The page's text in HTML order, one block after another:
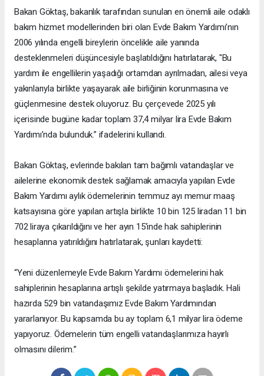
Bakan Göktaş, bakanlık tarafından sunulan en önemli aile odaklı
bakım hizmet modellerinden biri olan Evde Bakım Yardımı’nın
2006 yılında engelli bireylerin öncelikle aile yanında
desteklenmeleri düşüncesiyle başlatıldığını hatırlatarak, "Bu
yardım ile engellilerin yaşadığı ortamdan ayrılmadan, ailesi veya
yakınlarıyla birlikte yaşayarak aile birliğinin korunmasına ve
güçlenmesine destek oluyoruz. Bu çerçevede 2025 yılı
içerisinde bugüne kadar toplam 37,4 milyar lira Evde Bakım
Yardımı’nda bulunduk.” ifadelerini kullandı.
Bakan Göktaş, evlerinde bakılan tam bağımlı vatandaşlar ve
ailelerine ekonomik destek sağlamak amacıyla yapılan Evde
Bakım Yardımı aylık ödemelerinin temmuz ayı memur maaş
katsayısına göre yapılan artışla birlikte 10 bin 125 liradan 11 bin
702 liraya çıkarıldığını ve her ayın 15'inde hak sahiplerinin
hesaplarına yatırıldığını hatırlatarak, şunları kaydetti:
“Yeni düzenlemeyle Evde Bakım Yardımı ödemelerini hak
sahiplerinin hesaplarına artışlı şekilde yatırmaya başladık. Hali
hazırda 529 bin vatandaşımız Evde Bakım Yardımından
yararlanıyor. Bu kapsamda bu ay toplam 6,1 milyar lira ödeme
yapıyoruz. Ödemelerin tüm engelli vatandaşlarımıza hayırlı
olmasını dilerim.”